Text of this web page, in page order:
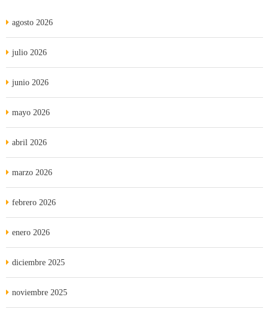
agosto 2026
julio 2026
junio 2026
mayo 2026
abril 2026
marzo 2026
febrero 2026
enero 2026
diciembre 2025
noviembre 2025